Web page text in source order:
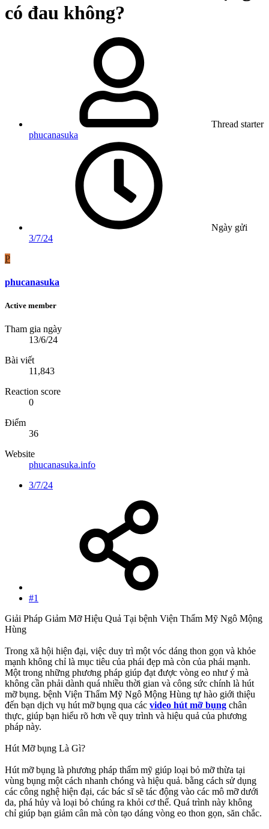
có đau không?
Thread starter
phucanasuka
Ngày gửi
3/7/24
P
phucanasuka
Active member
Tham gia ngày
13/6/24
Bài viết
11,843
Reaction score
0
Điểm
36
Website
phucanasuka.info
3/7/24
#1
Giải Pháp Giảm Mỡ Hiệu Quả Tại bệnh Viện Thẩm Mỹ Ngô Mộng
Hùng
Trong xã hội hiện đại, việc duy trì một vóc dáng thon gọn và khỏe
mạnh không chỉ là mục tiêu của phái đẹp mà còn của phái mạnh.
Một trong những phương pháp giúp đạt được vòng eo như ý mà
không cần phải dành quá nhiều thời gian và công sức chính là hút
mỡ bụng. bệnh Viện Thẩm Mỹ Ngô Mộng Hùng tự hào giới thiệu
đến bạn dịch vụ hút mỡ bụng qua các video hút mỡ bụng chân
thực, giúp bạn hiểu rõ hơn về quy trình và hiệu quả của phương
pháp này.
Hút Mỡ bụng Là Gì?
Hút mỡ bụng là phương pháp thẩm mỹ giúp loại bỏ mỡ thừa tại
vùng bụng một cách nhanh chóng và hiệu quả. bằng cách sử dụng
các công nghệ hiện đại, các bác sĩ sẽ tác động vào các mô mỡ dưới
da, phá hủy và loại bỏ chúng ra khỏi cơ thể. Quá trình này không
chỉ giúp bạn giảm cân mà còn tạo dáng vòng eo thon gọn, săn chắc.